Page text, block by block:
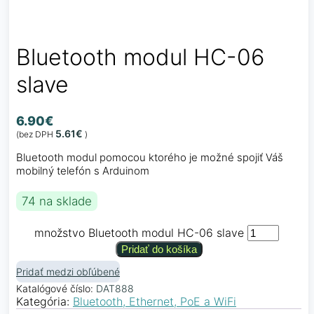
Bluetooth modul HC-06
slave
6.90€
(bez DPH 5.61€ )
Bluetooth modul pomocou ktorého je možné spojiť Váš
mobilný telefón s Arduinom
74 na sklade
množstvo Bluetooth modul HC-06 slave
Pridať do košíka
Pridať medzi obľúbené
Katalógové číslo: DAT888
Kategória: Bluetooth, Ethernet, PoE a WiFi